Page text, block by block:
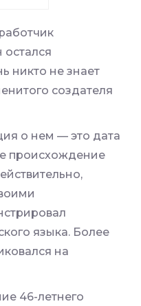
никто не знает
создателя
о нем — это дата
происхождение
языка. Более
на
46-летнего